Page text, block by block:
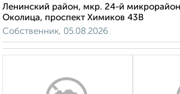
Ленинский район, мкр. 24-й
Околица, проспект Химиков 43В
Собственник, 05.08.2026